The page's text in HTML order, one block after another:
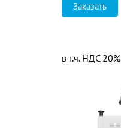
Заказать
в т.ч. НДС 20%